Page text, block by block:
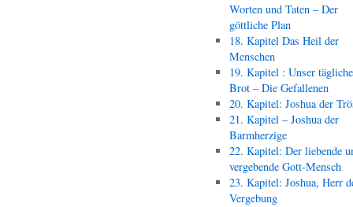
Worten und Taten – Der
göttliche Plan
18. Kapitel Das Heil der
Menschen
19. Kapitel : Unser
Brot – Die Gefallenen
20. Kapitel: Joshua der
21. Kapitel – Joshua der
Barmherzige
22. Kapitel: Der liebende
vergebende Gott-Mensch
23. Kapitel: Joshua, Herr
Vergebung